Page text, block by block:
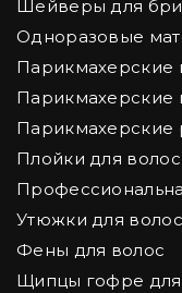
Шейверы для
Одноразовые
Парикмахерские
Парикмахерские
Парикмахерские
Плойки для волос
Утюжки для волос
Фены для волос
Щипцы гофре для